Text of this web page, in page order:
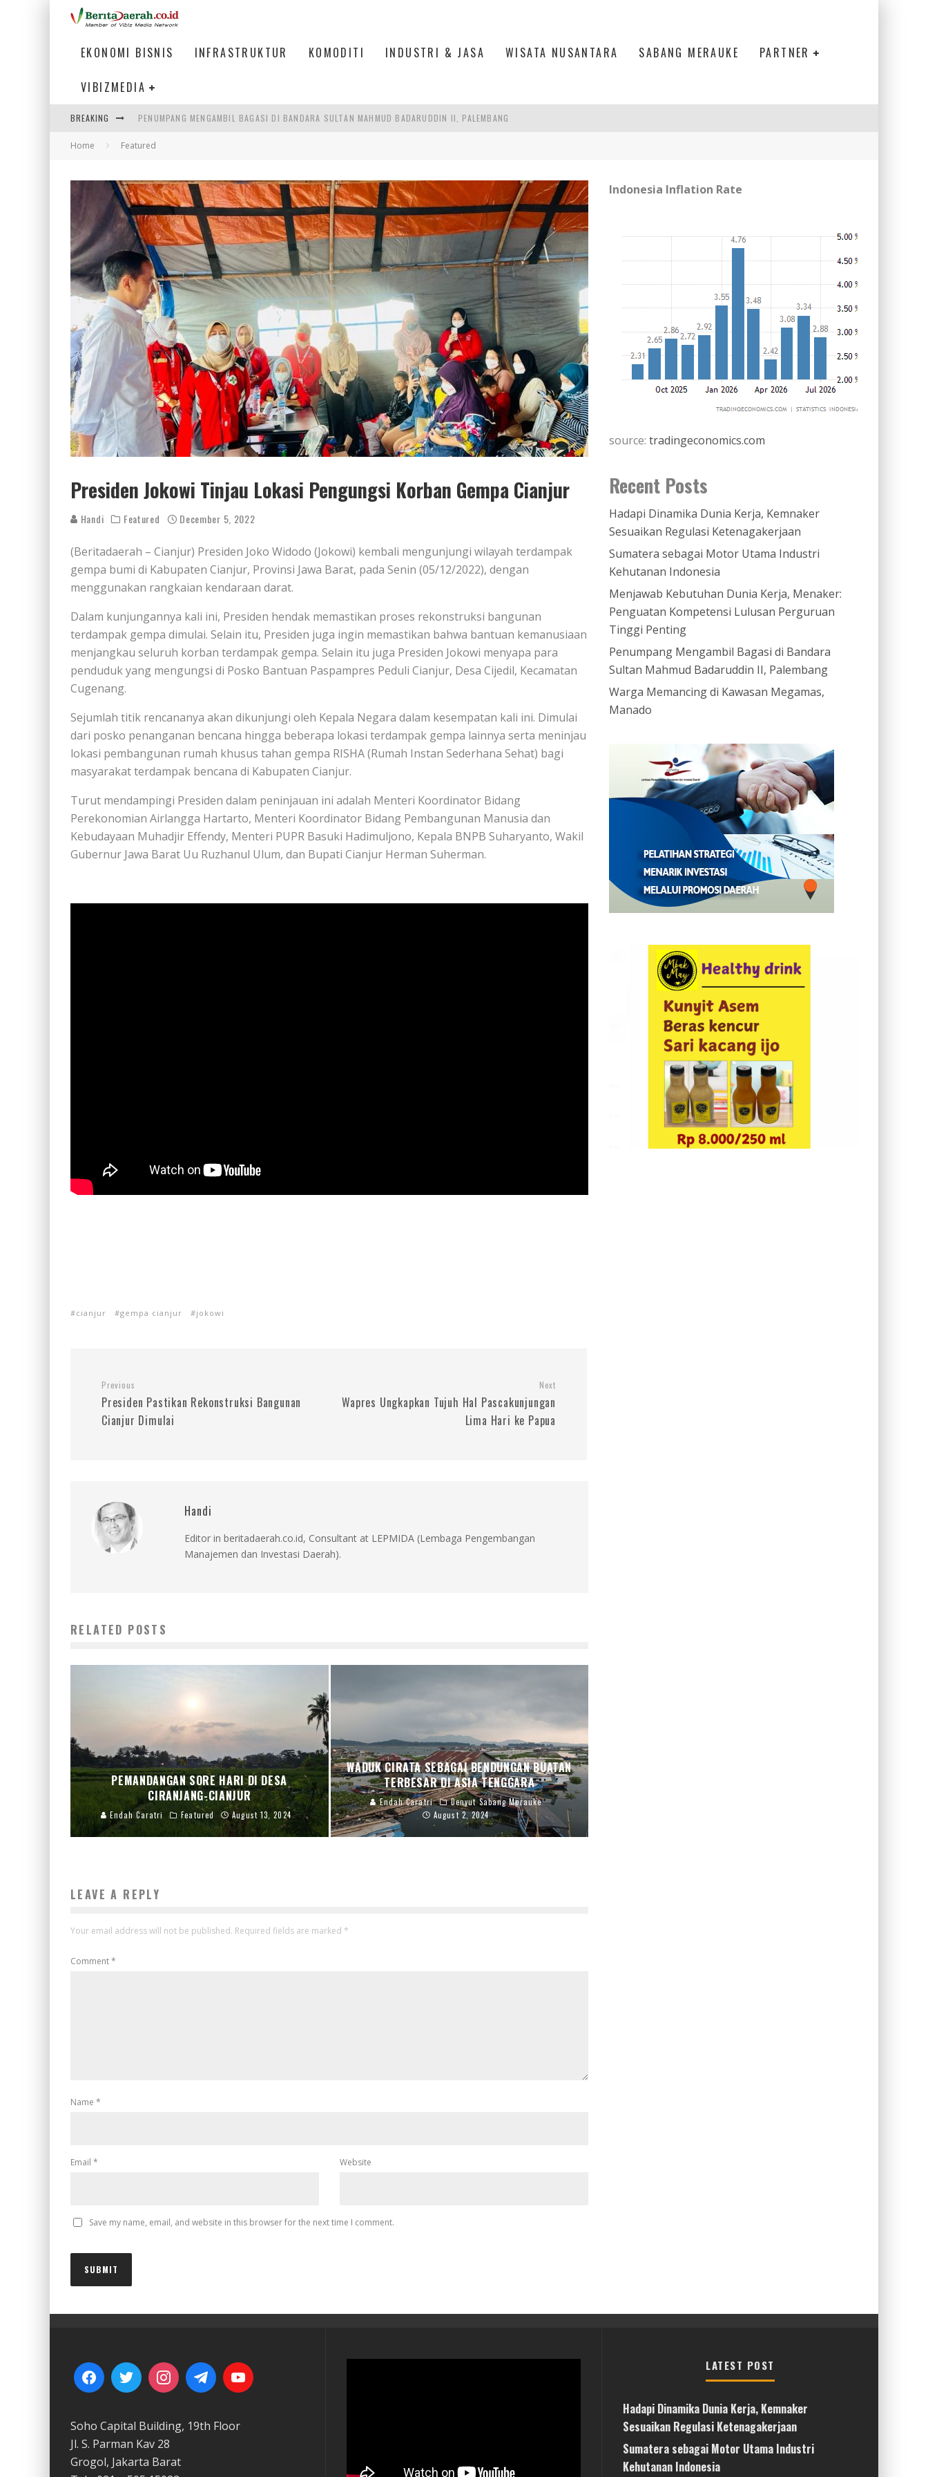
EKONOMI BISNIS INFRASTRUKTUR KOMODITI INDUSTRI & JASA WISATA NUSANTARA SABANG MERAUKE PARTNER
VIBIZMEDIA
BREAKING PENUMPANG MENGAMBIL BAGASI DI BANDARA SULTAN MAHMUD BADARUDDIN II, PALEMBANG
HADAPI DINAMIKA DUNIA KERJA, KEMNAKER SESUAIKAN REGULASI KETENAGAKERJAAN
MENJAWAB KEBUTUHAN DUNIA KERJA, MENAKER: PENGUATAN KOMPETENSI LULUSAN PERGURUAN TINGGI PENTING
Home Featured
Presiden Jokowi Tinjau Lokasi Pengungsi Korban Gempa Cianjur
Handi Featured December 5, 2022
(Beritadaerah – Cianjur) Presiden Joko Widodo (Jokowi) kembali mengunjungi wilayah terdampak
gempa bumi di Kabupaten Cianjur, Provinsi Jawa Barat, pada Senin (05/12/2022), dengan
menggunakan rangkaian kendaraan darat.
Dalam kunjungannya kali ini, Presiden hendak memastikan proses rekonstruksi bangunan
terdampak gempa dimulai. Selain itu, Presiden juga ingin memastikan bahwa bantuan kemanusiaan
menjangkau seluruh korban terdampak gempa. Selain itu juga Presiden Jokowi menyapa para
penduduk yang mengungsi di Posko Bantuan Paspampres Peduli Cianjur, Desa Cijedil, Kecamatan
Cugenang.
Sejumlah titik rencananya akan dikunjungi oleh Kepala Negara dalam kesempatan kali ini. Dimulai
dari posko penanganan bencana hingga beberapa lokasi terdampak gempa lainnya serta meninjau
lokasi pembangunan rumah khusus tahan gempa RISHA (Rumah Instan Sederhana Sehat) bagi
masyarakat terdampak bencana di Kabupaten Cianjur.
Turut mendampingi Presiden dalam peninjauan ini adalah Menteri Koordinator Bidang
Perekonomian Airlangga Hartarto, Menteri Koordinator Bidang Pembangunan Manusia dan
Kebudayaan Muhadjir Effendy, Menteri PUPR Basuki Hadimuljono, Kepala BNPB Suharyanto, Wakil
Gubernur Jawa Barat Uu Ruzhanul Ulum, dan Bupati Cianjur Herman Suherman.
cianjur gempa cianjur jokowi
Previous
Presiden Pastikan Rekonstruksi Bangunan
Cianjur Dimulai
Next
Wapres Ungkapkan Tujuh Hal Pascakunjungan
Lima Hari ke Papua
Handi
Editor in beritadaerah.co.id, Consultant at LEPMIDA (Lembaga Pengembangan
Manajemen dan Investasi Daerah).
RELATED POSTS
PEMANDANGAN SORE HARI DI DESA
CIRANJANG-CIANJUR
Endah Caratri Featured August 13, 2024
WADUK CIRATA SEBAGAI BENDUNGAN BUATAN
TERBESAR DI ASIA TENGGARA
Endah Caratri
Denyut Sabang Merauke
August 2, 2024
LEAVE A REPLY
Your email address will not be published. Required fields are marked *
Comment*
Name *
Email * Website
Save my name, email, and website in this browser for the next time I comment.
Indonesia Inflation Rate
source: tradingeconomics.com
Recent Posts
Hadapi Dinamika Dunia Kerja, Kemnaker
Sesuaikan Regulasi Ketenagakerjaan
Sumatera sebagai Motor Utama Industri
Kehutanan Indonesia
Menjawab Kebutuhan Dunia Kerja, Menaker:
Penguatan Kompetensi Lulusan Perguruan
Tinggi Penting
Penumpang Mengambil Bagasi di Bandara
Sultan Mahmud Badaruddin II, Palembang
Warga Memancing di Kawasan Megamas,
Manado
Soho Capital Building, 19th Floor
Jl. S. Parman Kav 28
Grogol, Jakarta Barat
LATEST POST
Hadapi Dinamika Dunia Kerja, Kemnaker
Sesuaikan Regulasi Ketenagakerjaan
Sumatera sebagai Motor Utama Industri
Kehutanan Indonesia